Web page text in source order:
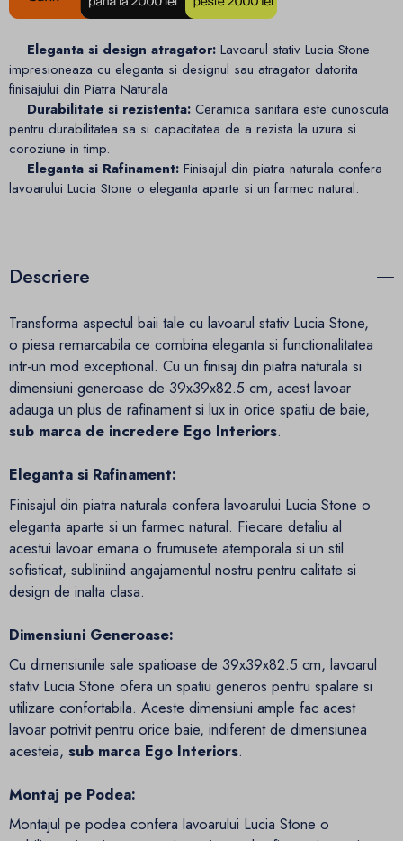
Eleganta si design atragator: Lavoarul stativ Lucia Stone
impresioneaza cu eleganta si designul sau atragator datorita
finisajului din Piatra Naturala
Durabilitate si rezistenta: Ceramica sanitara este cunoscuta
pentru durabilitatea sa si capacitatea de a rezista la uzura si
coroziune in timp.
Eleganta si Rafinament: Finisajul din piatra naturala confera
lavoarului Lucia Stone o eleganta aparte si un farmec natural.
Descriere
Transforma aspectul baii tale cu lavoarul stativ Lucia Stone,
o piesa remarcabila ce combina eleganta si functionalitatea
intr-un mod exceptional. Cu un finisaj din piatra naturala si
dimensiuni generoase de 39x39x82.5 cm, acest lavoar
adauga un plus de rafinament si lux in orice spatiu de baie,
sub marca de incredere Ego Interiors.
Eleganta si Rafinament:
Finisajul din piatra naturala confera lavoarului Lucia Stone o
eleganta aparte si un farmec natural. Fiecare detaliu al
acestui lavoar emana o frumusete atemporala si un stil
sofisticat, subliniind angajamentul nostru pentru calitate si
design de inalta clasa.
Dimensiuni Generoase:
Cu dimensiunile sale spatioase de 39x39x82.5 cm, lavoarul
stativ Lucia Stone ofera un spatiu generos pentru spalare si
utilizare confortabila. Aceste dimensiuni ample fac acest
lavoar potrivit pentru orice baie, indiferent de dimensiunea
acesteia, sub marca Ego Interiors.
Montaj pe Podea:
Montajul pe podea confera lavoarului Lucia Stone o